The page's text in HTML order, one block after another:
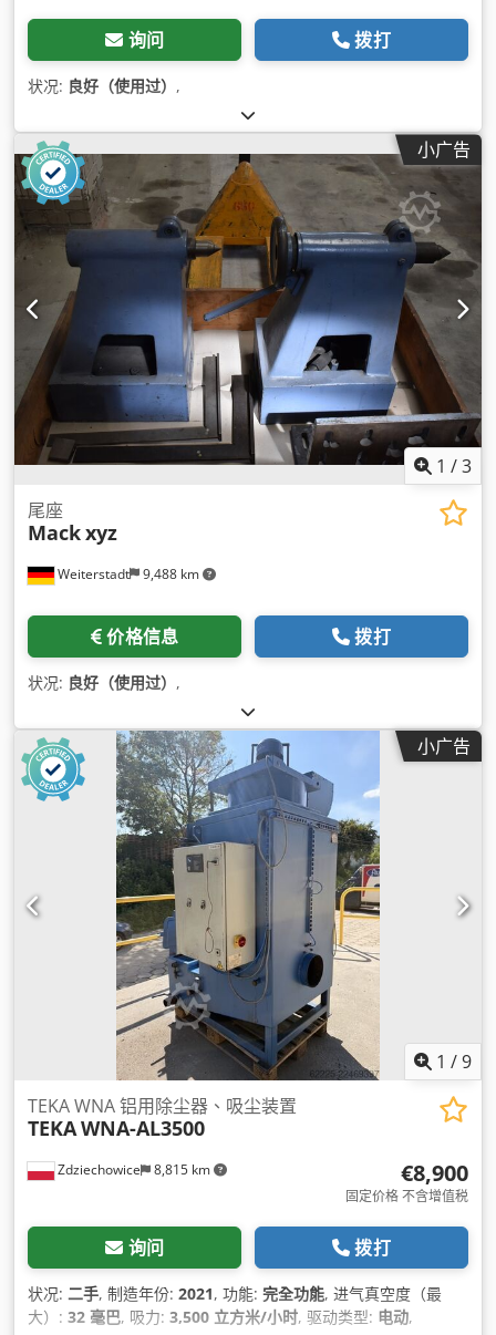
询问 拨打
状况: 良好（使用过） ,
小广告
1 /3
Weiterstadt 9,488 km
尾座
Mackxyz
价格信息 拨打
状况: 良好（使用过） ,
小广告
1 /9
Zdziechowice 8,815 km
TEKA WNA 铝用除尘器、吸尘装置
TEKAWNA-AL3500
€8,900
固定价格 不含增值税
询问 拨打
状况: 二手, 制造年份: 2021, 功能: 完全功能, 进气真空度（最
大）: 32 毫巴, 吸力: 3,500 立方米/小时, 驱动类型: 电动,